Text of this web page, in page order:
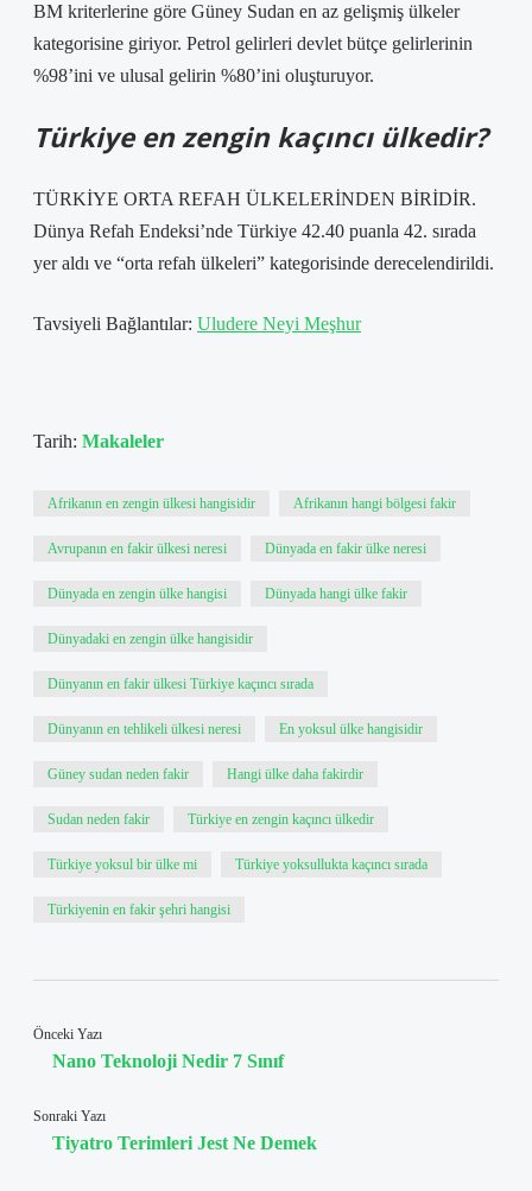
BM kriterlerine göre Güney Sudan en az gelişmiş ülkeler
kategorisine giriyor. Petrol gelirleri devlet bütçe gelirlerinin
%98’ini ve ulusal gelirin %80’ini oluşturuyor.
Türkiye en zengin kaçıncı ülkedir?
TÜRKİYE ORTA REFAH ÜLKELERİNDEN BİRİDİR.
Dünya Refah Endeksi’nde Türkiye 42.40 puanla 42. sırada
yer aldı ve “orta refah ülkeleri” kategorisinde derecelendirildi.
Tavsiyeli Bağlantılar: Uludere Neyi Meşhur
Tarih: Makaleler
Afrikanın en zengin ülkesi hangisidir Afrikanın hangi bölgesi fakir
Avrupanın en fakir ülkesi neresi Dünyada en fakir ülke neresi
Dünyada en zengin ülke hangisi Dünyada hangi ülke fakir
Dünyadaki en zengin ülke hangisidir
Dünyanın en fakir ülkesi Türkiye kaçıncı sırada
Dünyanın en tehlikeli ülkesi neresi En yoksul ülke hangisidir
Güney sudan neden fakir Hangi ülke daha fakirdir
Sudan neden fakir Türkiye en zengin kaçıncı ülkedir
Türkiye yoksul bir ülke mi Türkiye yoksullukta kaçıncı sırada
Türkiyenin en fakir şehri hangisi
Önceki Yazı
Nano Teknoloji Nedir 7 Sınıf
Sonraki Yazı
Tiyatro Terimleri Jest Ne Demek